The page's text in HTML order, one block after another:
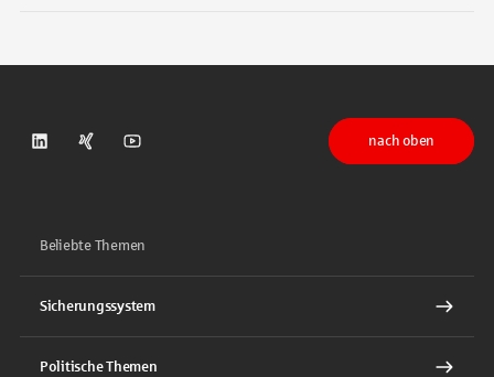
DSGV auf LinkedIn
DSGV auf XingDSGV auf Youtube
nach oben
Beliebte Themen
Sicherungssystem
Politische Themen